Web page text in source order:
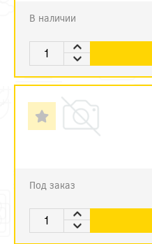
В наличии
Под заказ